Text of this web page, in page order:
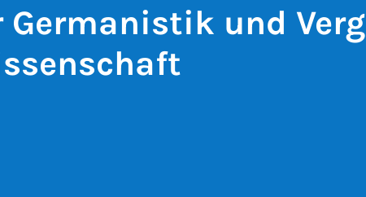
und